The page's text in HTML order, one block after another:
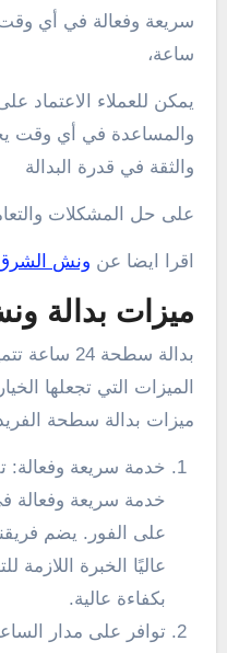
ساعة،
يمكن للعملاء الاعتماد
والمساعدة في أي وقت
والثقة في قدرة البدالة
على حل المشكلات
اقرا ايضا عن ونش
ميزات بدالة
بدالة سطحة
الميزات التي تجعلها
ميزات بدالة سطحة
خدمة سريعة
على الفور. يضم
عاليًا الخبرة اللازمة
بكفاءة عالية.